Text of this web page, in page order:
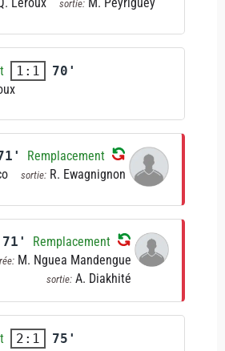
sortie:
1:1
70'
Remplacement
sortie: R. Ewagnignon
71' Remplacement
M. Nguea Mandengue
sortie: A. Diakhité
2:1
75'